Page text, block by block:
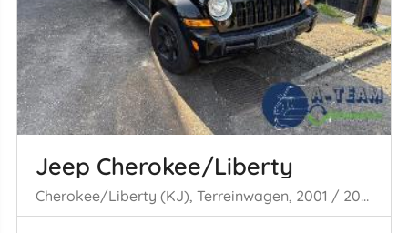
Jeep Cherokee/Liberty
Cherokee/Liberty (KJ), Terreinwagen, 2001 / 2008 2.8 CRD 16V